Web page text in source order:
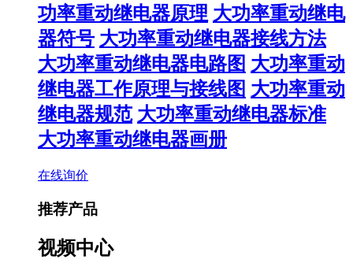
功率重动继电器原理 大功率重动继电
器符号 大功率重动继电器接线方法
大功率重动继电器电路图 大功率重动
继电器工作原理与接线图 大功率重动
继电器规范 大功率重动继电器标准
大功率重动继电器画册
在线询价
推荐产品
视频中心